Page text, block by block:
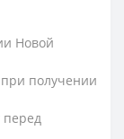
Новой
получении
перед